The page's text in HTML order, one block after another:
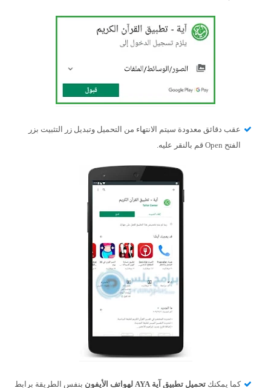
عقب دقائق معدودة سيتم الانتهاء من التحميل وتبديل زر التثبيت بزر
الفتح Open قم بالنقر عليه.
كما يمكنك تحميل تطبيق آيةAYA لهواتف الأيفون بنفس الطريقة برابط